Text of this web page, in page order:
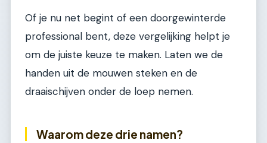
Of je nu net begint of een doorgewinterde
professional bent, deze vergelijking helpt je
om de juiste keuze te maken. Laten we de
handen uit de mouwen steken en de
draaischijven onder de loep nemen.
Waarom deze drie namen?